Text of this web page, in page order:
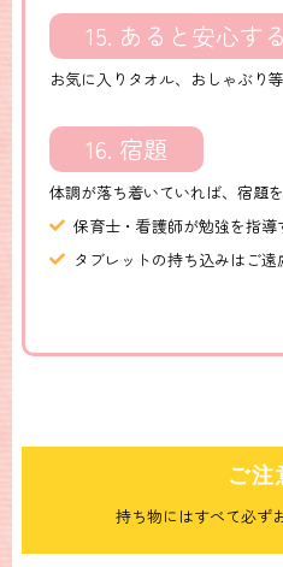
15. あると安心す
お気に入りタオル、おしゃぶり等
16. 宿題
体調が落ち着いていれば、宿題
保育士・看護師が勉強を指
タブレットの持ち込みはご遠
ご注
持ち物にはすべて必ず